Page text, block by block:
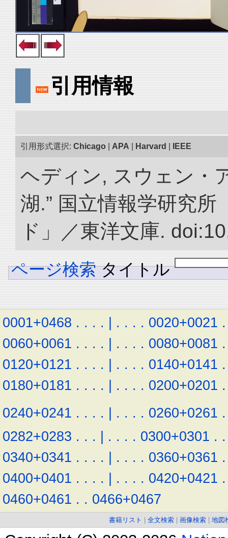
引用情報
引用形式選択: Chicago APA Harvard IEEE
ヘディン, スウェン・
湖.” 国立情報学研究
ド」／東洋文庫.
ページ検索 タイトル
0001+0468 . . . . | . . . . 0020+0021 .
0060+0061 . . . . | . . . . 0080+0081 .
0120+0121 . . . . | . . . . 0140+0141 .
0180+0181 . . . . | . . . . 0200+0201 .
0240+0241 . . . . | . . . . 0260+0261 .
0282+0283 . . . | . . . . 0300+0301 . .
0340+0341 . . . . | . . . . 0360+0361 .
0400+0401 . . . . | . . . . 0420+0421 .
0460+0461 . . 0466+0467
書籍リスト 全文検索 画像検索 地図